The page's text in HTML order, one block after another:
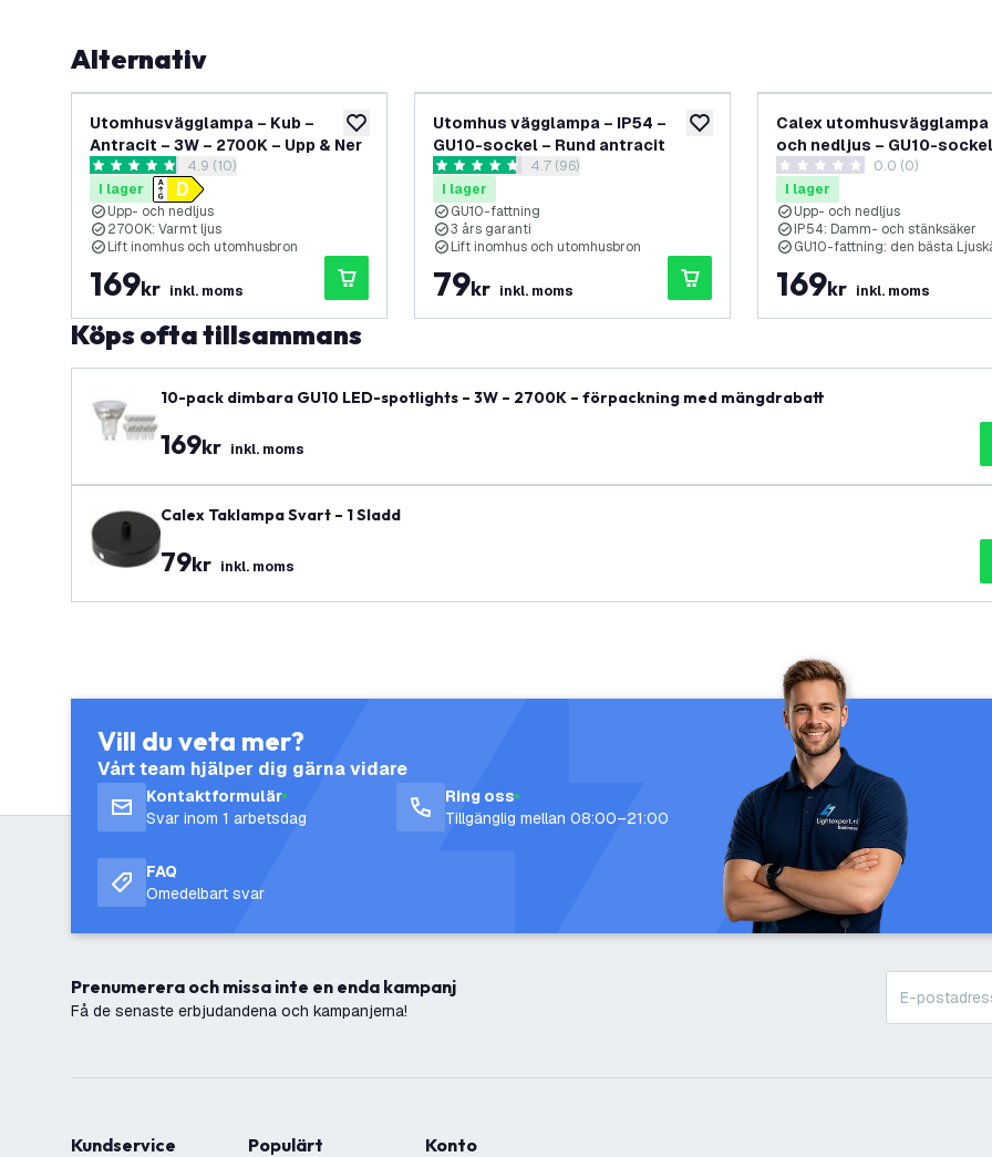
Alternativ
lägg till i önskelistan
Utomhusvägglampa – Kub –
Antracit – 3W – 2700K – Upp & Ner
öppna recensionspanel
4.9 stjärnbetyg4.9 (10)
I lager
Upp- och nedljus
2700K: Varmt ljus
Lift inomhus och utomhusbron
169kr inkl. moms
lägg till i önskelistan
Utomhus vägglampa – IP54 –
GU10-sockel – Rund antracit
öppna recensionspanel
4.7 stjärnbetyg4.7 (96)
I lager
GU10-fattning
3 års garanti
Lift inomhus och utomhusbron
79kr inkl. moms
Calex utomhusvägglampa
och nedljus – GU10-
– antracit
0 stjärnbetyg 0.0 (0)
I lager
Upp- och nedljus
IP54: Damm- och stänksäker
GU10-fattning: den bästa
169kr inkl. moms
Köps ofta tillsammans
10-pack dimbara GU10 LED-spotlights – 3W – 2700K – förpackning med mängdrabatt
169kr inkl. moms
Calex Taklampa Svart – 1 Sladd
79kr inkl. moms
Vill du veta mer?
Vårt team hjälper dig gärna vidare
Kontaktformulär
Svar inom 1 arbetsdag
Ring oss
Tillgänglig mellan 08:00–21:00
FAQ
Omedelbart svar
Prenumerera och missa inte en enda kampanj
Få de senaste erbjudandena och kampanjerna!
Kundservice Populärt Konto